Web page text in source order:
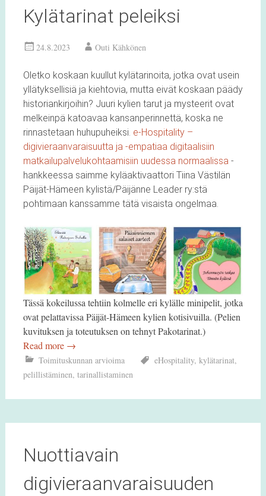
Kylätarinat peleiksi
24.8.2023 Outi Kähkönen
Oletko koskaan kuullut kylätarinoita, jotka ovat usein
yllätyksellisiä ja kiehtovia, mutta eivät koskaan päädy
historiankirjoihin? Juuri kylien tarut ja mysteerit ovat
melkeinpä katoavaa kansanperinnettä, koska ne
rinnastetaan huhupuheiksi. e-Hospitality –
digivieraanvaraisuutta ja -empatiaa digitaalisiin
matkailupalvelukohtaamisiin uudessa normaalissa-
hankkeessa saimme kyläaktivaattori Tiina Västilän
Päijät-Hämeen kylistä/Päijänne Leader ry:stä
pohtimaan kanssamme tätä visaista ongelmaa.
Tässä kokeilussa tehtiin kolmelle eri kylälle minipelit, jotka
ovat pelattavissa Päijät-Hämeen kylien kotisivuilla. (Pelien
kuvituksen ja toteutuksen on tehnyt Pakotarinat.)
Read more →
Toimituskunnan arvioima eHospitality, kylätarinat,
pelillistäminen, tarinallistaminen
Nuottiavain
digivieraanvaraisuuden